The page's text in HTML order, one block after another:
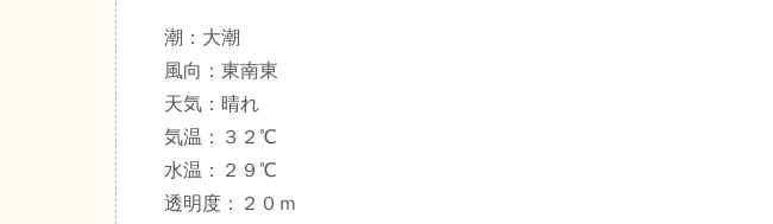
潮：大潮
風向：東南東
天気：晴れ
気温：３２℃
水温：２９℃
透明度：２０ｍ